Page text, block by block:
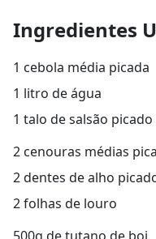
Ingredientes
1 cebola média picada
1 litro de água
1 talo de salsão picado
2 cenouras médias
2 dentes de alho
2 folhas de louro